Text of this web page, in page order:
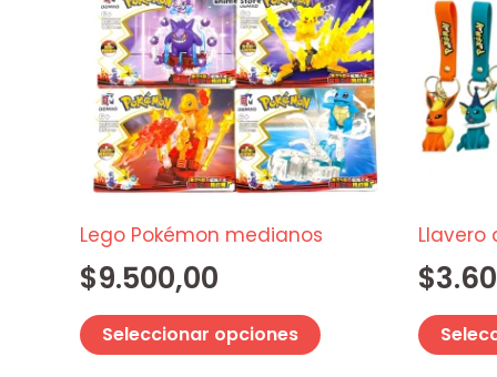
Lego Pokémon medianos
$9.500,00
Seleccionar opciones
tiene
múltiples
variantes.
Las
opciones
se
elegir
página
Llavero
$